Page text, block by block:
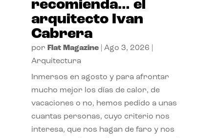
recomienda… el
arquitecto Ivan
Cabrera
por Flat Magazine| Ago 3, 2026
Arquitectura
Inmersos en agosto y para afrontar
mucho mejor los días de calor, de
vacaciones o no, hemos pedido a unas
cuantas personas, cuyo criterio nos
interesa, que nos hagan de faro y nos